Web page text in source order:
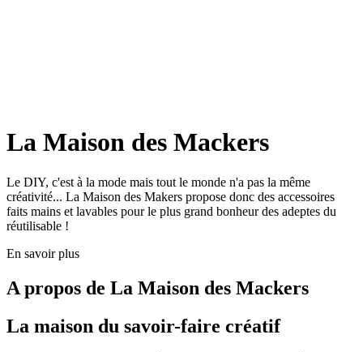
La Maison des Mackers
Le DIY, c'est à la mode mais tout le monde n'a pas la même
créativité... La Maison des Makers propose donc des accessoires
faits mains et lavables pour le plus grand bonheur des adeptes du
réutilisable !
En savoir plus
A propos de La Maison des Mackers
La maison du savoir-faire créatif